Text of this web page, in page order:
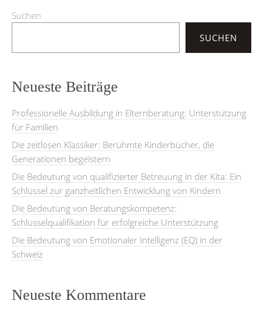
Suchen
SUCHEN
Neueste Beiträge
Professionelle Ausbildung in Elternberatung: Unterstützung
für Familien
Die zeitlosen Klassiker: Berühmte Kinderbücher, die
Generationen begeistern
Die Bedeutung von qualifizierter Betreuung in der Kita: Ein
Schlüssel zur ganzheitlichen Entwicklung von Kindern
Die Bedeutung von Beratungskompetenz:
Schlüsselqualifikation für erfolgreiche Unterstützung
Die Bedeutung von Emotionaler Intelligenz (EQ) in der
Schweiz
Neueste Kommentare